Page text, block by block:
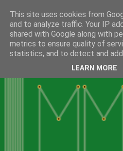
This site uses cookies from
and to analyze traffic. Your IP
shared with Google along with
metrics to ensure quality of
statistics, and to detect and
LEARN MORE